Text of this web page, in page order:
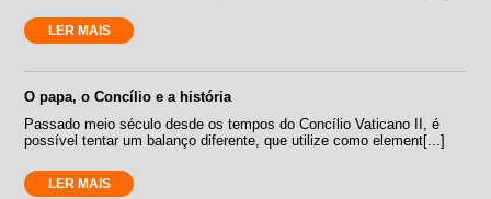
LER MAIS
O papa, o Concílio e a história
Passado meio século desde os tempos do Concílio Vaticano II, é
possível tentar um balanço diferente, que utilize como element[...]
LER MAIS